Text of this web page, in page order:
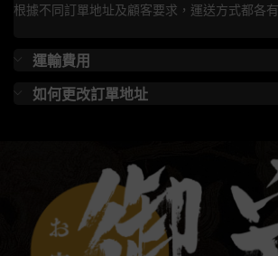
根據不同訂單地址及顧客要求，運送方式都各
運輸費用
如何更改訂單地址